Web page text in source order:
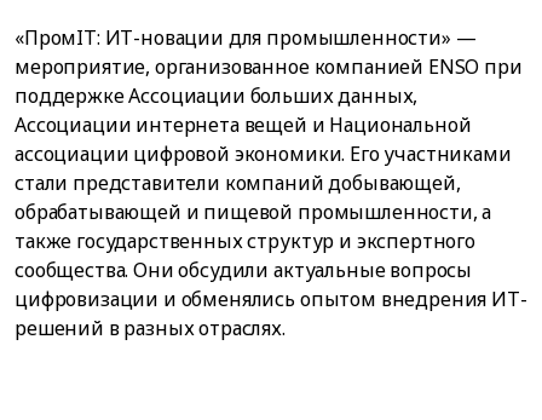
«ПромIT: ИТ-новации для промышленности» —
мероприятие, организованное компанией ENSO при
поддержке Ассоциации больших данных,
Ассоциации интернета вещей и Национальной
ассоциации цифровой экономики. Его участниками
стали представители компаний добывающей,
обрабатывающей и пищевой промышленности, а
также государственных структур и экспертного
сообщества. Они обсудили актуальные вопросы
цифровизации и обменялись опытом внедрения ИТ-
решений в разных отраслях.